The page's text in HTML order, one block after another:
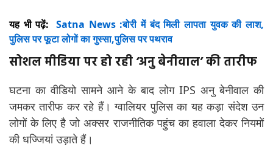
यह भी पढ़ें: Satna News :बोरी में बंद मिली लापता युवक की लाश,
पुलिस पर फूटा लोगों का गुस्सा,पुलिस पर पथराव
सोशल मीडिया पर हो रही ‘अनु बेनीवाल’ की तारीफ
घटना का वीडियो सामने आने के बाद लोग IPS अनु बेनीवाल की
जमकर तारीफ कर रहे हैं। ग्वालियर पुलिस का यह कड़ा संदेश उन
लोगों के लिए है जो अक्सर राजनीतिक पहुंच का हवाला देकर नियमों
की धज्जियां उड़ाते हैं।